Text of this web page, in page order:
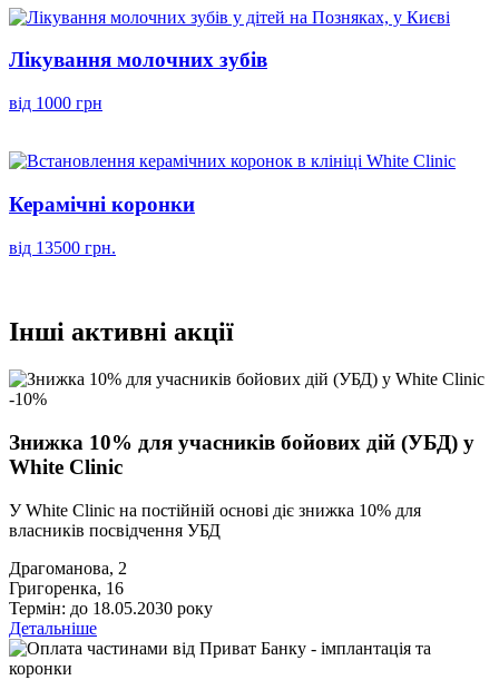
Лікування молочних зубів
від 1000 грн
Керамічні коронки
від 13500 грн.
Інші активні акції
-10%
Знижка 10% для учасників бойових дій (УБД) у
White Clinic
У White Clinic на постійній основі діє знижка 10% для
власників посвідчення УБД
Драгоманова, 2
Григоренка, 16
Термін: до 18.05.2030 року
Детальніше